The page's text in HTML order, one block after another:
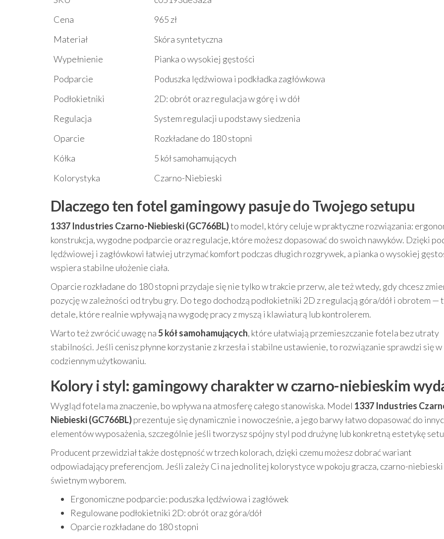
Cena
965 zł
Materiał
Skóra syntetyczna
Wypełnienie
Pianka o wysokiej gęstości
Podparcie
Poduszka lędźwiowa i podkładka zagłówkowa
Podłokietniki
2D: obrót oraz regulacja w górę i w dół
Regulacja
System regulacji u podstawy siedzenia
Oparcie
Rozkładane do 180 stopni
Kółka
5 kół samohamujących
Kolorystyka
Czarno-Niebieski
Dlaczego ten fotel gamingowy pasuje do Twojego setupu
1337 Industries Czarno-Niebieski (GC766BL)to model, który celuje w praktyczne rozwiązania:
konstrukcja, wygodne podparcie oraz regulacje, które możesz dopasować do swoich nawyków. Dzięki
lędźwiowej i zagłówkowi łatwiej utrzymać komfort podczas długich rozgrywek, a pianka o wysokiej
wspiera stabilne ułożenie ciała.
Oparcie rozkładane do 180 stopni przydaje się nie tylko w trakcie przerw, ale też wtedy, gdy chcesz
pozycję w zależności od trybu gry. Do tego dochodzą podłokietniki 2D z regulacją góra/dół i obrotem —
detale, które realnie wpływają na wygodę pracy z myszą i klawiaturą lub kontrolerem.
Warto też zwrócić uwagę na5 kół samohamujących, które ułatwiają przemieszczanie fotela bez utraty
stabilności. Jeśli cenisz płynne korzystanie z krzesła i stabilne ustawienie, to rozwiązanie sprawdzi się w
codziennym użytkowaniu.
Kolory i styl: gamingowy charakter w czarno-niebieskim
Wygląd fotela ma znaczenie, bo wpływa na atmosferę całego stanowiska. Model 1337 Industries
Niebieski (GC766BL)prezentuje się dynamicznie i nowocześnie, a jego barwy łatwo dopasować do
elementów wyposażenia, szczególnie jeśli tworzysz spójny styl pod drużynę lub konkretną estetykę
Producent przewidział także dostępność w trzech kolorach, dzięki czemu możesz dobrać wariant
odpowiadający preferencjom. Jeśli zależy Ci na jednolitej kolorystyce w pokoju gracza, czarno-
świetnym wyborem.
Ergonomiczne podparcie: poduszka lędźwiowa i zagłówek
Regulowane podłokietniki 2D: obrót oraz góra/dół
Oparcie rozkładane do 180 stopni